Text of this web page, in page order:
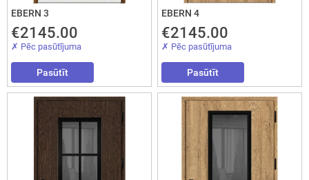
EBERN 3
€2145.00
✗ Pēc pasūtījuma
Pasūtīt
EBERN 4
€2145.00
✗ Pēc pasūtījuma
Pasūtīt